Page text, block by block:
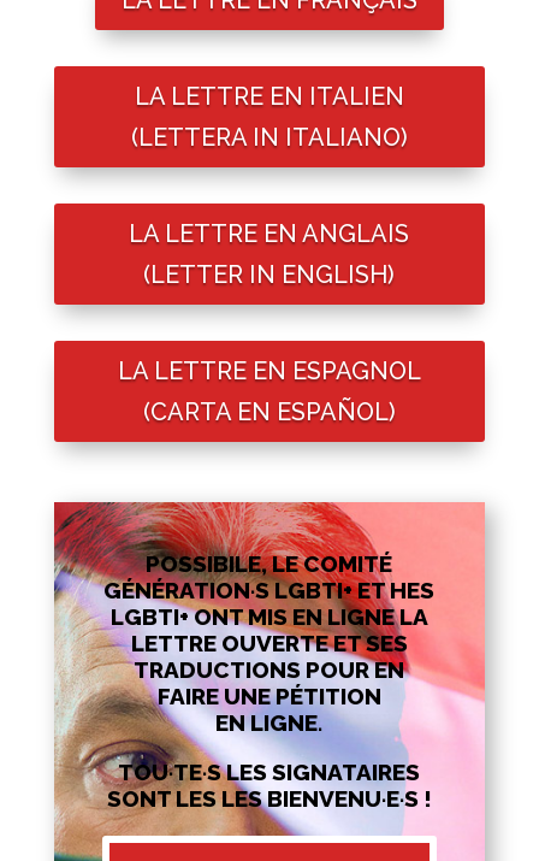
LA LETTRE EN ITALIEN
(LETTERA IN ITALIANO)
LA LETTRE EN ANGLAIS
(LETTER IN ENGLISH)
LA LETTRE EN ESPAGNOL
(CARTA EN ESPAÑOL)
POSSIBILE, LE COMITÉ
GÉNÉRATION·S LGBTI+ ET HES
LGBTI+ ONT MIS EN LIGNE LA
LETTRE OUVERTE ET SES
TRADUCTIONS POUR EN
FAIRE UNE PÉTITION
EN LIGNE.
TOU·TE·S LES SIGNATAIRES
SONT LES LES BIENVENU·E·S !